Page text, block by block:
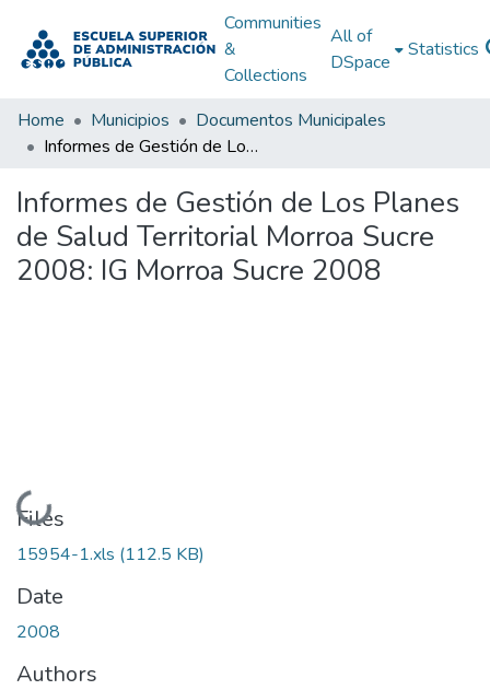
Communities
&
Collections
All of
DSpace
Statistics
Home Municipios
Documentos Municipales
Informes de Gestión de Los Planes de Salud Territorial Morroa Sucre 2008: IG Morroa Sucre 2008
Informes de Gestión de Los Planes
de Salud Territorial Morroa Sucre
2008: IG Morroa Sucre 2008
Loading...
Files
15954-1.xls (112.5 KB)
Date
2008
Authors